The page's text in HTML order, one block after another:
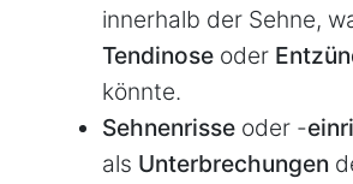
innerhalb der Sehne,
Tendinose oder
könnte.
Sehnenrisse oder -
als Unterbrechungen